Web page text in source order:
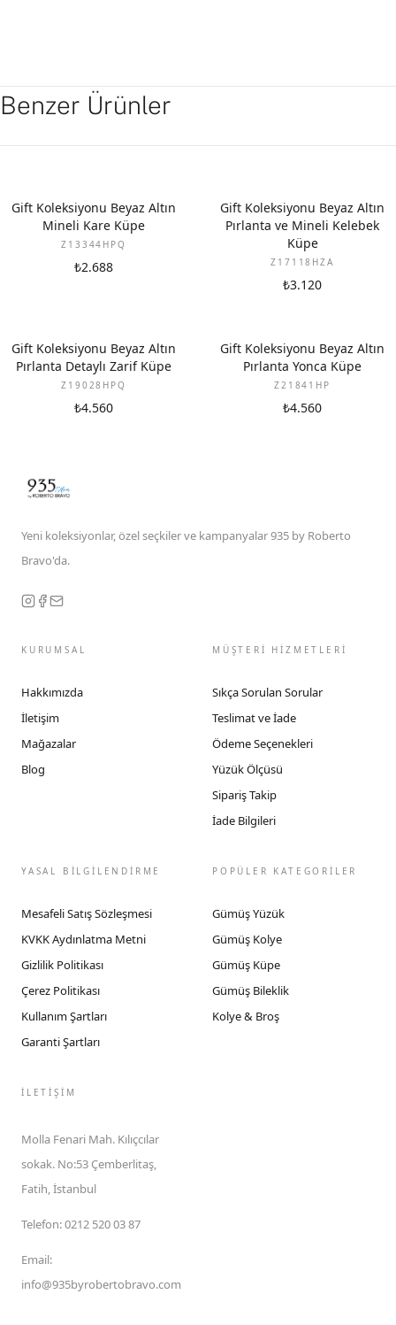
Benzer Ürünler
YENI
Gift Koleksiyonu Beyaz Altın
Mineli Kare Küpe
Z13344HPQ
₺2.688
YENI
Gift Koleksiyonu Beyaz Altın
Pırlanta ve Mineli Kelebek
Küpe
Z17118HZA
₺3.120
YENI
Gift Koleksiyonu Beyaz Altın
Pırlanta Detaylı Zarif Küpe
Z19028HPQ
₺4.560
YENI
Gift Koleksiyonu Beyaz Altın
Pırlanta Yonca Küpe
Z21841HP
₺4.560
Yeni koleksiyonlar, özel seçkiler ve kampanyalar 935 by Roberto
Bravo'da.
KURUMSAL
Hakkımızda
İletişim
Mağazalar
Blog
MÜŞTERİ HİZMETLERİ
Sıkça Sorulan Sorular
Teslimat ve İade
Ödeme Seçenekleri
Yüzük Ölçüsü
Sipariş Takip
İade Bilgileri
YASAL BİLGİLENDİRME
Mesafeli Satış Sözleşmesi
KVKK Aydınlatma Metni
Gizlilik Politikası
Çerez Politikası
Kullanım Şartları
Garanti Şartları
POPÜLER KATEGORİLER
Gümüş Yüzük
Gümüş Kolye
Gümüş Küpe
Gümüş Bileklik
Kolye & Broş
İLETIŞIM
Molla Fenari Mah. Kılıçcılar
sokak. No:53 Çemberlitaş,
Fatih, İstanbul
Telefon:0212 520 03 87
Email:
info@935byrobertobravo.com